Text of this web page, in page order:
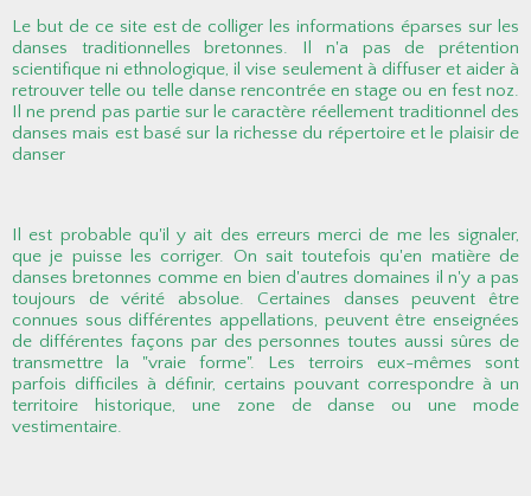
Le but de ce site est de colliger les informations éparses sur les
danses traditionnelles bretonnes. Il n'a pas de prétention
scientifique ni ethnologique, il vise seulement à diffuser et aider à
retrouver telle ou telle danse rencontrée en stage ou en fest noz.
Il ne prend pas partie sur le caractère réellement traditionnel des
danses mais est basé sur la richesse du répertoire et le plaisir de
danser
Il est probable qu'il y ait des erreurs merci de me les signaler,
que je puisse les corriger. On sait toutefois qu'en matière de
danses bretonnes comme en bien d'autres domaines il n'y a pas
toujours de vérité absolue. Certaines danses peuvent être
connues sous différentes appellations, peuvent être enseignées
de différentes façons par des personnes toutes aussi sûres de
transmettre la "vraie forme". Les terroirs eux-mêmes sont
parfois difficiles à définir, certains pouvant correspondre à un
territoire historique, une zone de danse ou une mode
vestimentaire.